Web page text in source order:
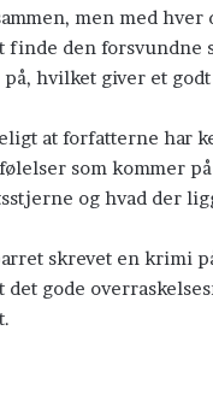
men med
finde den
på, hvilket giver et
at forfatterne har
som kommer
og hvad der
skrevet en krimi
gode